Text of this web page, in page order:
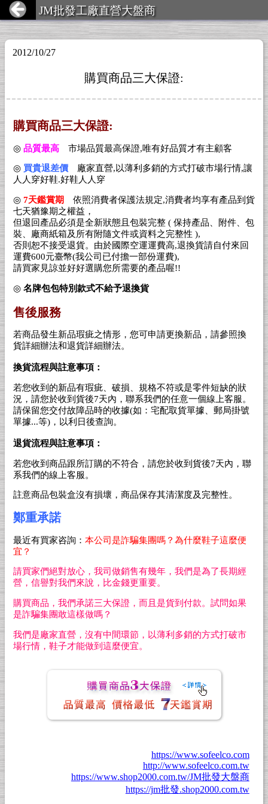
JM批發工廠直營大盤商
2012/10/27
購買商品三大保證:
購買商品三大保證:
◎ 品質最高 市場品質最高保證,唯有好品質才有主顧客
◎ 買貴退差價 廠家直營,以薄利多銷的方式打破市場行情,讓
人人穿好鞋.好鞋人人穿
◎ 7天鑑賞期 依照消費者保護法規定,消費者均享有產品到貨
七天猶豫期之權益，
但退回產品必須是全新狀態且包裝完整 ( 保持產品、附件、包
裝、廠商紙箱及所有附隨文件或資料之完整性 ),
否則恕不接受退貨。由於國際空運運費高,退換貨請自付來回
運費600元臺幣(我公司已付擔一部份運費),
請買家見諒並好好選購您所需要的產品喔!!
◎ 名牌包包特別款式不給予退換貨
售後服務
若商品發生新品瑕疵之情形，您可申請更換新品，請參照換
貨詳細辦法和退貨詳細辦法。
換貨流程與註意事項：
若您收到的新品有瑕疵、破損、規格不符或是零件短缺的狀
況，請您於收到貨後7天內，聯系我們的任意一個線上客服。
請保留您交付故障品時的收據(如：宅配取貨單據、郵局掛號
單據...等)，以利日後查詢。
退貨流程與註意事項：
若您收到商品跟所訂購的不符合，請您於收到貨後7天內，聯
系我們的線上客服。
註意商品包裝盒沒有損壞，商品保存其清潔度及完整性。
鄭重承諾
最近有買家咨詢： 本公司是詐騙集團嗎？為什麼鞋子這麼便
宜？
請買家們絕對放心，我司做銷售有幾年，我們是為了長期經
營，信譽對我們來說，比金錢更重要。
購買商品，我們承諾三大保證，而且是貨到付款。試問如果
是詐騙集團敢這樣做嗎？
我們是廠家直營，沒有中間環節，以薄利多銷的方式打破市
場行情，鞋子才能做到這麼便宜。
https://www.sofeelco.com
http://www.sofeelco.com.tw
https://www.shop2000.com.tw/JM批發大盤商
https://jm批發.shop2000.com.tw